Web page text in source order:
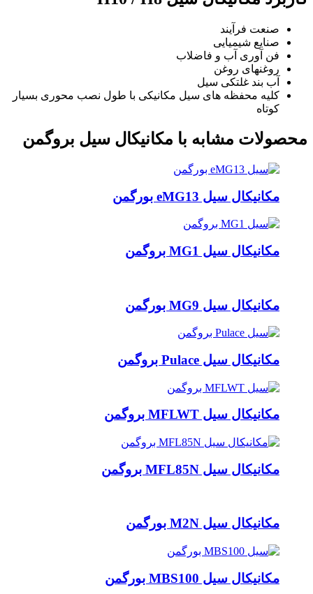
صنعت فرآیند
صنایع شیمیایی
فن آوری آب و فاضلاب
روغنهای روغن
آب بند غلتکی سیل
کلیه محفظه های سیل مکانیکی با طول نصب محوری بسیار
کوتاه
محصولات مشابه با مکانیکال سیل بروگمن
مکانیکال سیل eMG13 بورگمن
مکانیکال سیل MG1 بروگمن
مکانیکال سیل MG9 بورگمن
مکانیکال سیل Pulace بروگمن
مکانیکال سیل MFLWT بروگمن
مکانیکال سیل MFL85N بروگمن
مکانیکال سیل M2N بورگمن
مکانیکال سیل MBS100 بورگمن